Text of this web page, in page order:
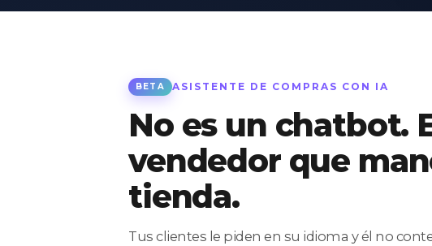
BETA ASISTENTE DE COMPRAS CON IA
No es un chatbot.
vendedor que
tienda.
Tus clientes le piden en su idioma y él no